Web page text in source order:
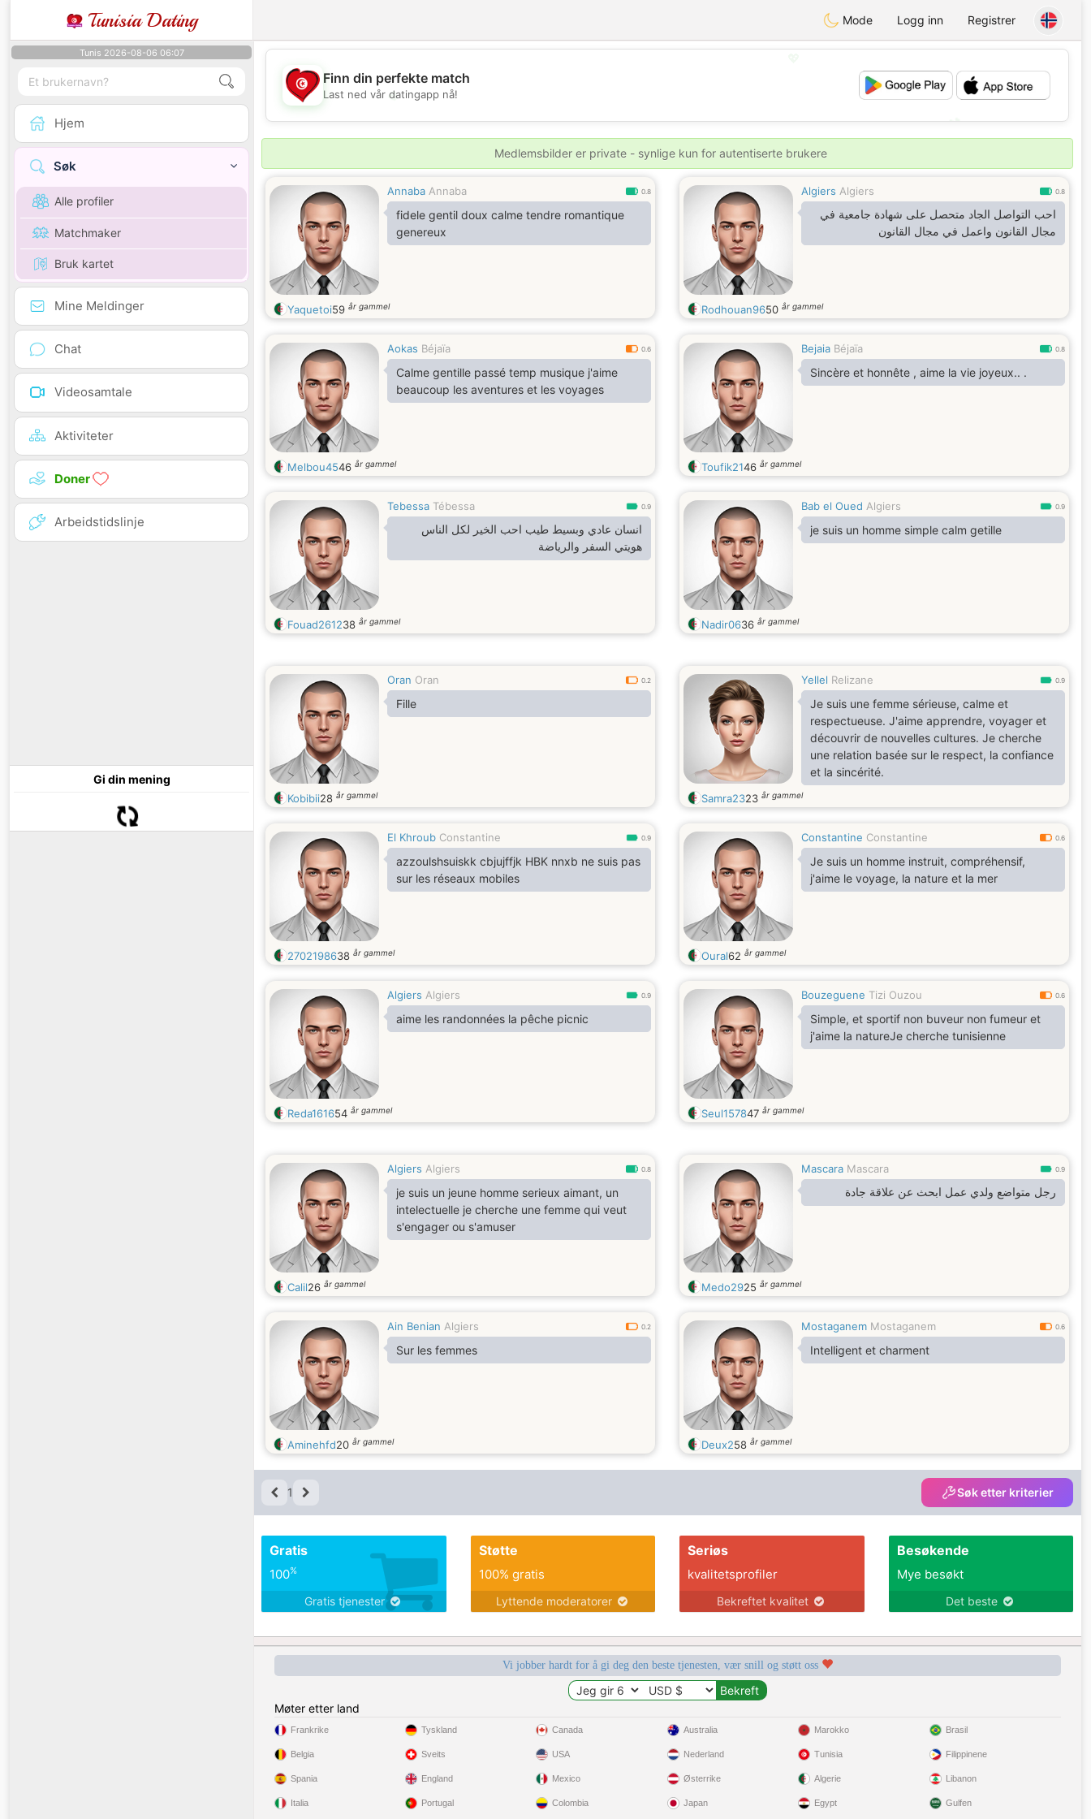
Tunisia Dating Mode Logg inn Registrer
Tunis 2026-08-06 06:07
Hjem
Søk
Alle profiler
Matchmaker
Bruk kartet
Mine Meldinger
Chat
Videosamtale
Aktiviteter
Doner
Arbeidstidslinje
Gi din mening
💖
💕
Finn din perfekte match
Last ned vår datingapp nå!
Medlemsbilder er private - synlige kun for autentiserte brukere
Annaba Annaba 0.8
fidele gentil doux calme tendre romantique
genereux
Yaquetoi59 år gammel
Algiers Algiers 0.8
احب التواصل الجاد متحصل على شهادة جامعية في
مجال القانون واعمل في مجال القانون
Rodhouan9650 år gammel
Aokas Béjaïa 0.6
Calme gentille passé temp musique j'aime
beaucoup les aventures et les voyages
Melbou4546 år gammel
Bejaia Béjaïa 0.8
Sincère et honnête , aime la vie joyeux.. .
Toufik2146 år gammel
Tebessa Tébessa 0.9
انسان عادي وبسيط طيب احب الخير لكل الناس
هويتي السفر والرياضة
Fouad261238 år gammel
Bab el Oued Algiers 0.9
je suis un homme simple calm getille
Nadir0636 år gammel
Oran Oran 0.2
Fille
Kobibii28 år gammel
Yellel Relizane 0.9
Je suis une femme sérieuse, calme et
respectueuse. J'aime apprendre, voyager et
découvrir de nouvelles cultures. Je cherche
une relation basée sur le respect, la confiance
et la sincérité.
Samra2323 år gammel
El Khroub Constantine 0.9
azzoulshsuiskk cbjujffjk HBK nnxb ne suis pas
sur les réseaux mobiles
2702198638 år gammel
Constantine Constantine 0.6
Je suis un homme instruit, compréhensif,
j'aime le voyage, la nature et la mer
Oural62 år gammel
Algiers Algiers 0.9
aime les randonnées la pêche picnic
Reda161654 år gammel
Bouzeguene Tizi Ouzou 0.6
Simple, et sportif non buveur non fumeur et
j'aime la natureJe cherche tunisienne
Seul157847 år gammel
Algiers Algiers 0.8
je suis un jeune homme serieux aimant, un
intelectuelle je cherche une femme qui veut
s'engager ou s'amuser
Calil26 år gammel
Mascara Mascara 0.9
رجل متواضع ولدي عمل ابحث عن علاقة جادة
Medo2925 år gammel
Ain Benian Algiers 0.2
Sur les femmes
Aminehfd20 år gammel
Mostaganem Mostaganem 0.6
Intelligent et charment
Deux258 år gammel
1 Søk etter kriterier
Gratis
100%
Gratis tjenester
Støtte
100% gratis
Lyttende moderatorer
Seriøs
kvalitetsprofiler
Bekreftet kvalitet
Besøkende
Mye besøkt
Det beste
Vi jobber hardt for å gi deg den beste tjenesten, vær snill og støtt oss
Møter etter land
Frankrike
Belgia
Spania
Italia
Tyskland
Sveits
England
Portugal
Canada
USA
Mexico
Colombia
Australia
Nederland
Østerrike
Japan
Marokko
Tunisia
Algerie
Egypt
Brasil
Filippinene
Libanon
Gulfen